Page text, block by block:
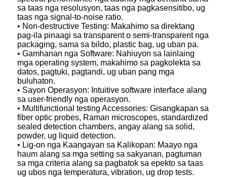
sa taas nga resolusyon, taas nga pagkasensitibo, ug
taas nga signal-to-noise ratio.
• Non-destructive Testing: Makahimo sa direktang
pag-ila pinaagi sa transparent o semi-transparent nga
packaging, sama sa bildo, plastic bag, ug uban pa.
• Gamhanan nga Software: Nahiuyon sa lainlaing
mga operating system, makahimo sa pagkolekta sa
datos, pagtuki, pagtandi, ug uban pang mga
buluhaton.
• Sayon Operasyon: Intuitive software interface alang
sa user-friendly nga operasyon.
• Multifunctional testing Accessories: Gisangkapan sa
fiber optic probes, Raman microscopes, standardized
sealed detection chambers, angay alang sa solid,
powder, ug liquid detection.
• Lig-on nga Kaangayan sa Kalikopan: Maayo nga
haum alang sa mga setting sa sakyanan, pagtuman
sa mga criteria alang sa pagbatok sa epekto sa taas
ug ubos nga temperatura, vibration, ug drop tests.